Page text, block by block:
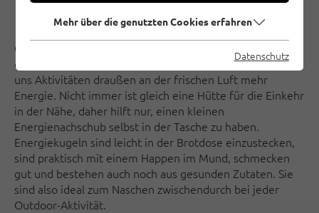
Ob Skitourengehen, Freeriden, Schnehschuhwandern
oder Klettern – im Winter ist es kalt und deshalb kosten
uns Aktivitäten draußen an der frischen Luft mehr
Energie. Nicht immer ist gleich eine Hütte für die Einkehr
in der Nähe, daher hilft nur, einen kleinen
Energienachschub selbst in der Tasche zu haben.
Energiekugeln sind leicht in der Brotdose einzustecken,
sind praktisch mit einem Happen im Mund, schmecken
gut und bestehen auch noch aus gesunden Zutaten. Sie
sind also ideal zum Naschen zwischendurch bei jeder
Outdoor-Aktivität.
Mehr über die genutzten Cookies erfahren
Datenschutz